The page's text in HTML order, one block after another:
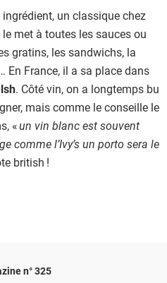
un classique chez
met à toutes les sauces ou
gratins, les sandwichs, la
En France, il a sa place dans
. Côté vin, on a longtemps bu
mais comme le conseille le
«un vin blanc est souvent
comme l’Ivy’s un porto sera le
british !
n° 325